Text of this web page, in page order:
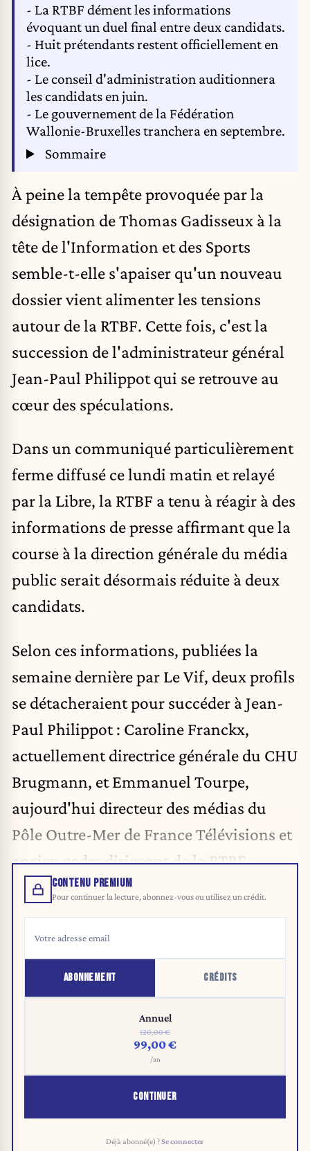
- La RTBF dément les informations
évoquant un duel final entre deux candidats.
- Huit prétendants restent officiellement en
lice.
- Le conseil d'administration auditionnera
les candidats en juin.
- Le gouvernement de la Fédération
Wallonie-Bruxelles tranchera en septembre.
Sommaire
À peine la tempête provoquée par la
désignation de Thomas Gadisseux à la
tête de l'Information et des Sports
semble-t-elle s'apaiser qu'un nouveau
dossier vient alimenter les tensions
autour de la RTBF. Cette fois, c'est la
succession de l'administrateur général
Jean-Paul Philippot qui se retrouve au
cœur des spéculations.
Dans un communiqué particulièrement
ferme diffusé ce lundi matin et relayé
par la Libre, la RTBF a tenu à réagir à des
informations de presse affirmant que la
course à la direction générale du média
public serait désormais réduite à deux
candidats.
Selon ces informations, publiées la
semaine dernière par Le Vif, deux profils
se détacheraient pour succéder à Jean-
Paul Philippot : Caroline Franckx,
actuellement directrice générale du CHU
Brugmann, et Emmanuel Tourpe,
aujourd'hui directeur des médias du
Pôle Outre-Mer de France Télévisions et
ancien cadre dirigeant de la RTBF.
CONTENU PREMIUM
Pour continuer la lecture, abonnez-vous ou utilisez un crédit.
ABONNEMENT CRÉDITS
Annuel
120,00 €
99,00 €
/an
CONTINUER
Déjà abonné(e) ?Se connecter